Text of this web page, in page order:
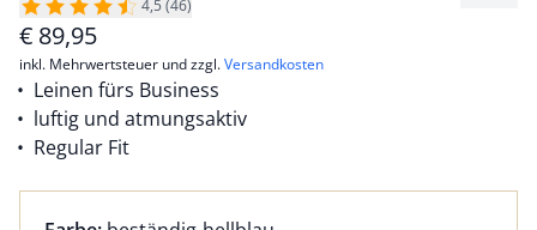
4,5 (46)
€ 89,95
inkl. Mehrwertsteuer und zzgl.Versandkosten
Leinen fürs Business
luftig und atmungsaktiv
Regular Fit